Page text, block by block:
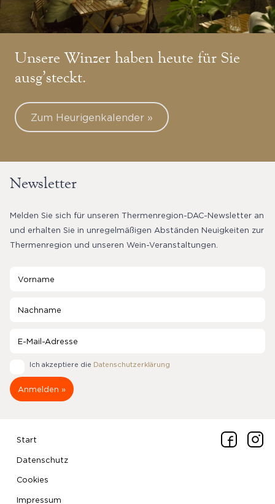
Unsere Winzer haben heute für Sie
ausg’steckt.
Zum Heurigenkalender »
Newsletter
Melden Sie sich für unseren Thermenregion-DAC-Newsletter an
und erhalten Sie in unregelmäßigen Abständen Neuigkeiten zur
Thermenregion und unseren Wein-Veranstaltungen.
Ich akzeptiere die Datenschutzerklärung
Start
Datenschutz
Cookies
Impressum